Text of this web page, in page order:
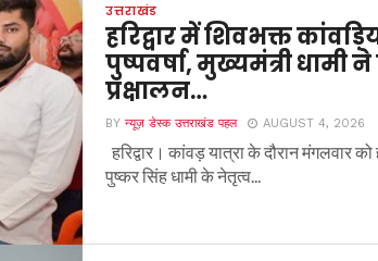
उत्तराखंड
हरिद्वार में शिवभक्त
पुष्पवर्षा, मुख्यमंत्री धामी
प्रक्षालन…
BYन्यूज़ डेस्क उत्तराखंड पहल AUGUST 4, 2026
हरिद्वार। कांवड़ यात्रा के दौरान मंगलवार को
पुष्कर सिंह धामी के नेतृत्व...